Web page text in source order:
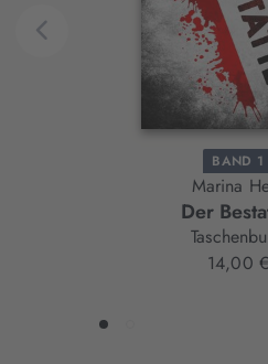
BAND 1
Marina
Der
14,00 €